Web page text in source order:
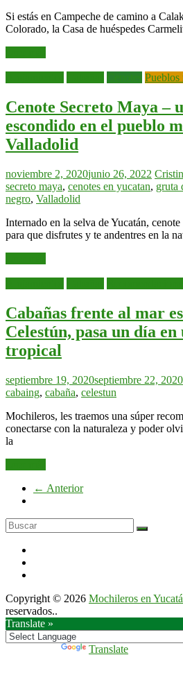
Si estás en Campeche de camino a
Colorado, la Casa de huéspedes
Pueblos
Cenote Secreto Maya –
escondido en el pueblo
Valladolid
noviembre 2, 2020junio 26, 2022
secreto maya, cenotes en yucatan, gruta
negro, Valladolid
Internado en la selva de Yucatán,
para que disfrutes y te andentres en la
Cabañas frente al mar
Celestún, pasa un día
tropical
septiembre 19, 2020septiembre 22, 2020
cabaing, cabaña, celestun
Mochileros, les traemos una súper
conectarse con la naturaleza y poder
la
← Anterior
Copyright © 2026 Mochileros en
reservados..
Translate »
Translate